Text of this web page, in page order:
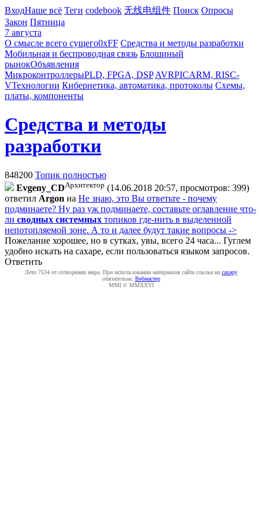
ВходНаше всё Теги codebook 无线电组件 Поиск Опросы
Закон Пятница
7 августа
О смысле всего сущего0xFF Средства и методы разработки
Мобильная и беспроводная связь Блошиный
рынокОбъявления
МикроконтроллерыPLD, FPGA, DSP AVRPICARM, RISC-
VТехнологии Кибернетика, автоматика, протоколы Схемы,
платы, компоненты
Средства и методы
разработки
848200 Топик полностью
Evgeny_CDАрхитектор (14.06.2018 20:57, просмотров: 399)
ответил Argon на Не знаю, это Вы ответьте - почему
подминаете? Ну раз уж подминаете, составьте оглавление что-
ли сводных системных топиков где-нить в выделенной
непотопляемой зоне. А то и далее будут такие вопросы ->
Пожелание хорошее, но в сутках, увы, всего 24 часа... Гуглем
удобно искать на сахаре, если пользоваться языком запросов.
Ответить
Лето 7534 от сотворения мира. При использовании материалов сайта ссылка на caxapу
обязательна. Вебмастер
MMI © MMXXVI